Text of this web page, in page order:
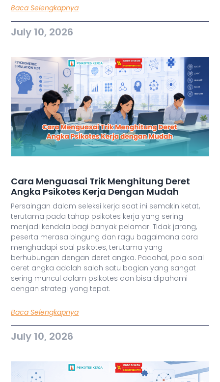
Baca Selengkapnya
July 10, 2026
Cara Menguasai Trik Menghitung Deret
Angka Psikotes Kerja Dengan Mudah
Persaingan dalam seleksi kerja saat ini semakin ketat,
terutama pada tahap psikotes kerja yang sering
menjadi kendala bagi banyak pelamar. Tidak jarang,
peserta merasa bingung dan ragu bagaimana cara
menghadapi soal psikotes, terutama yang
berhubungan dengan deret angka. Padahal, pola soal
deret angka adalah salah satu bagian yang sangat
sering muncul dalam psikotes dan bisa dipahami
dengan strategi yang tepat.
Baca Selengkapnya
July 10, 2026